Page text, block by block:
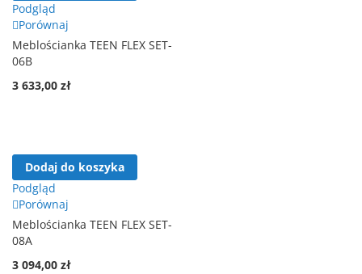
Podgląd
Porównaj
Meblościanka TEEN FLEX SET-
06B
3 633,00 zł
Dodaj do koszyka
Podgląd
Porównaj
Meblościanka TEEN FLEX SET-
08A
3 094,00 zł